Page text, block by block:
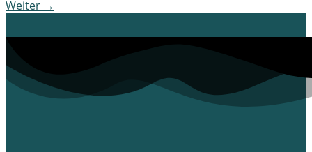
Weiter →